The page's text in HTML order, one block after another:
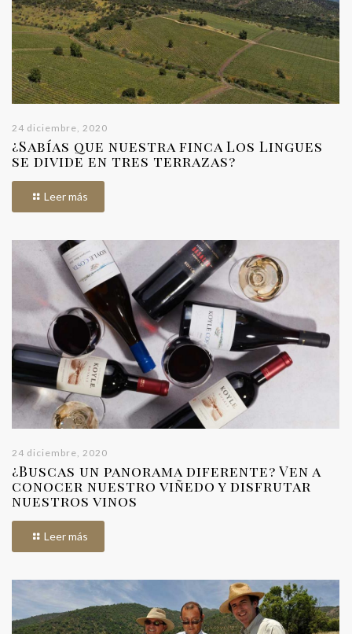
24 diciembre, 2020
¿Sabías que nuestra finca Los Lingues
se divide en tres terrazas?
Leer más
24 diciembre, 2020
¿Buscas un panorama diferente? Ven a
conocer nuestro viñedo y disfrutar
nuestros vinos
Leer más